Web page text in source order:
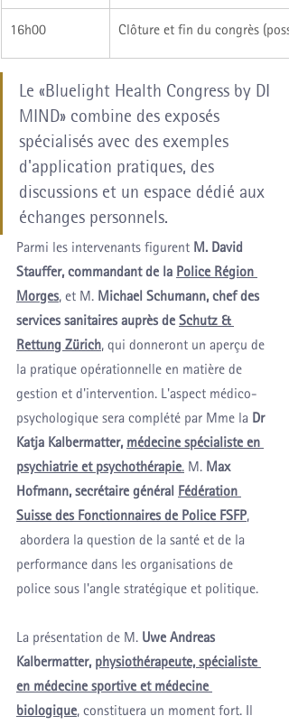
16h00 Clôture et fin du congrès
Le «Bluelight Health Congress by DI
MIND» combine des exposés
spécialisés avec des exemples
d'application pratiques, des
discussions et un espace dédié aux
échanges personnels.
Parmi les intervenants figurent M. David
Stauffer, commandant de la Police Région
Morges, et M. Michael Schumann, chef des
services sanitaires auprès de Schutz &
Rettung Zürich, qui donneront un aperçu de
la pratique opérationnelle en matière de
gestion et d'intervention. L'aspect médico-
psychologique sera complété par Mme la Dr
Katja Kalbermatter, médecine spécialiste en
psychiatrie et psychothérapie. M. Max
Hofmann, secrétaire général Fédération
Suisse des Fonctionnaires de Police FSFP,
abordera la question de la santé et de la
performance dans les organisations de
police sous l'angle stratégique et politique.
La présentation de M. Uwe Andreas
Kalbermatter, physiothérapeute, spécialiste
en médecine sportive et médecine
biologique, constituera un moment fort. Il